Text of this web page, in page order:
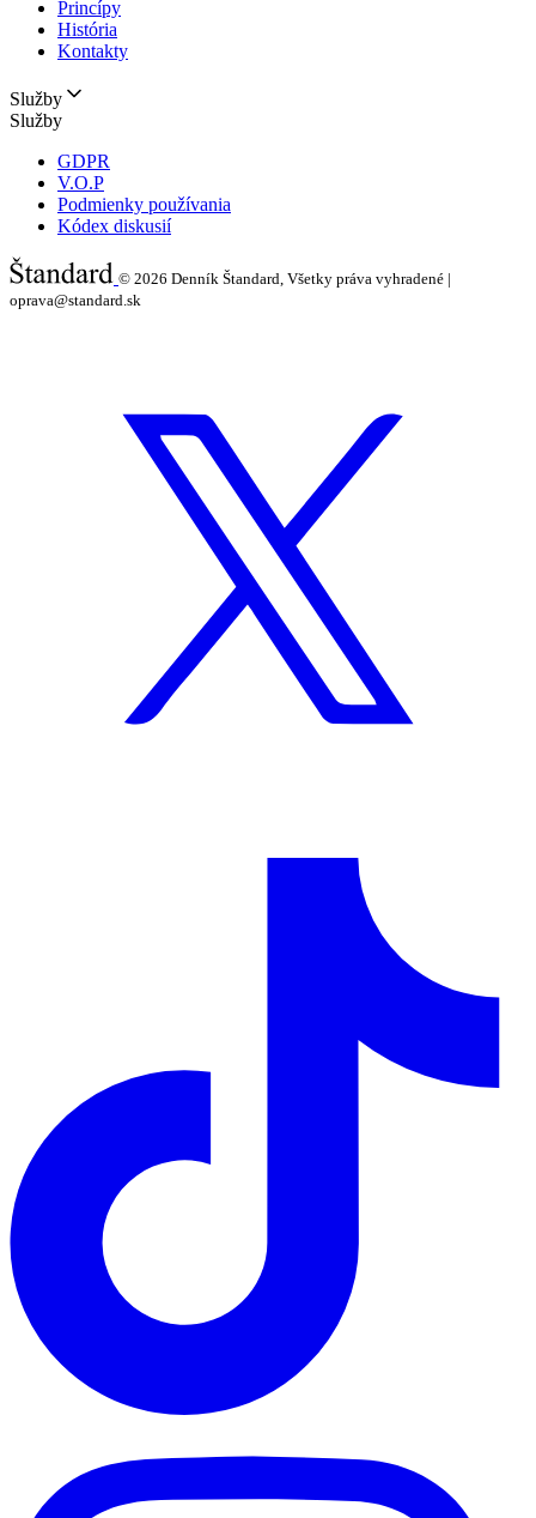
Princípy
História
Kontakty
Služby
Služby
GDPR
V.O.P
Podmienky používania
Kódex diskusií
© 2026 Denník Štandard, Všetky práva vyhradené |
oprava@standard.sk